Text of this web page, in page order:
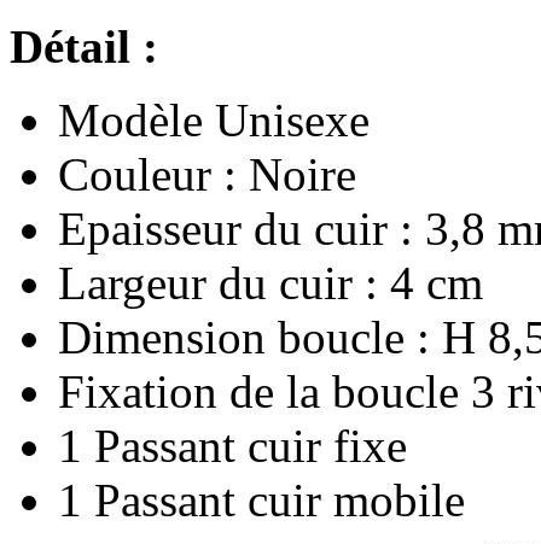
Détail :
Modèle Unisexe
Couleur : Noire
Epaisseur du cuir : 3,8
Largeur du cuir : 4 cm
Dimension boucle : H
Fixation de la boucle 3
1 Passant cuir fixe
1 Passant cuir mobile